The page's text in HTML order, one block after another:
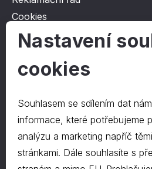
Cookies
Ochrana osobních údajů
O společnosti
Kontakt
O nás
Kontakty
Nastavení
cookies
Souhlasem se sdílením dat
informace, které potřebujeme
analýzu a marketing napříč
stránkami. Dále souhlasíte s předáním údajů třetím